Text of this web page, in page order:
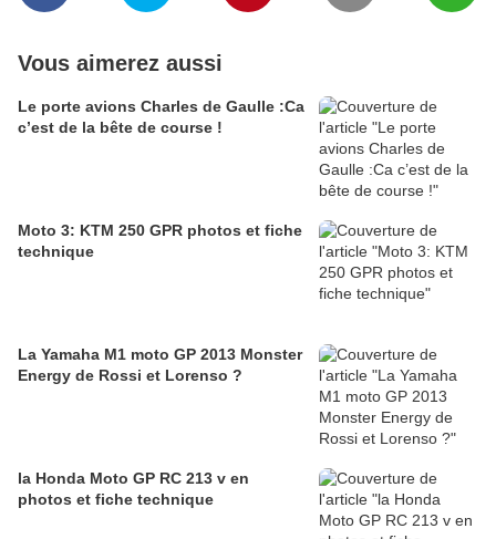
Vous aimerez aussi
Le porte avions Charles de Gaulle :Ca
c’est de la bête de course !
Moto 3: KTM 250 GPR photos et fiche
technique
La Yamaha M1 moto GP 2013 Monster
Energy de Rossi et Lorenso ?
la Honda Moto GP RC 213 v en
photos et fiche technique